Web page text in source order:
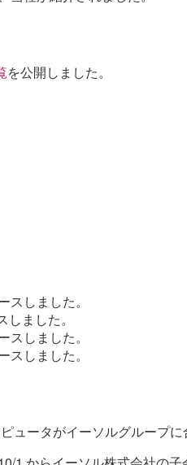
を公開しました。
スしました。
しました。
スしました。
スしました。
ュータがイーソルグループに